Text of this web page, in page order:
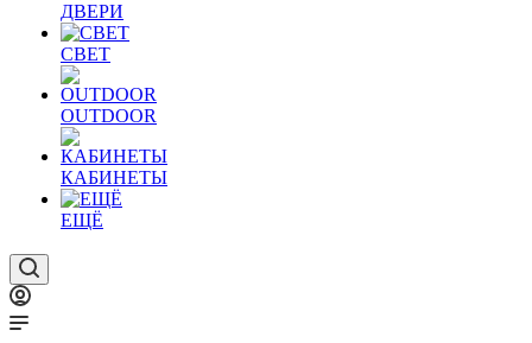
ДВЕРИ
СВЕТ
OUTDOOR
КАБИНЕТЫ
ЕЩЁ